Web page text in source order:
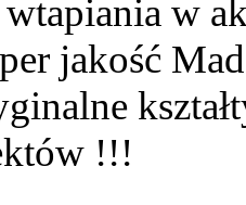
w
jakość
!!!